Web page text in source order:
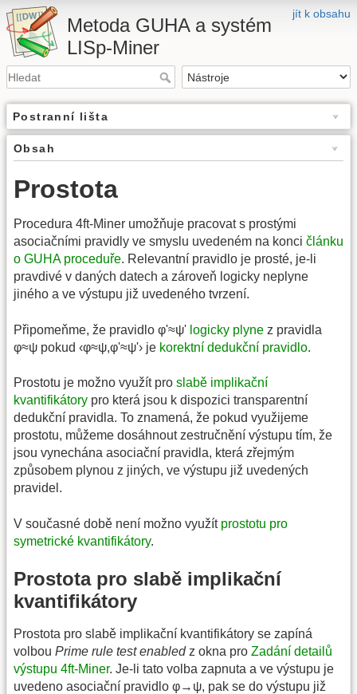
jít k obsahu
Metoda GUHA a systém
LISp-Miner
Postranní lišta
Obsah
Prostota
Procedura 4ft-Miner umožňuje pracovat s prostými
asociačními pravidly ve smyslu uvedeném na konci článku
o GUHA proceduře. Relevantní pravidlo je prosté, je-li
pravdivé v daných datech a zároveň logicky neplyne
jiného a ve výstupu již uvedeného tvrzení.
Připomeňme, že pravidlo φ'≈ψ' logicky plyne z pravidla
φ≈ψ pokud ‹φ≈ψ,φ'≈ψ'› je korektní dedukční pravidlo.
Prostotu je možno využít pro slabě implikační
kvantifikátory pro která jsou k dispozici transparentní
dedukční pravidla. To znamená, že pokud využijeme
prostotu, můžeme dosáhnout zestručnění výstupu tím, že
jsou vynechána asociační pravidla, která zřejmým
způsobem plynou z jiných, ve výstupu již uvedených
pravidel.
V současné době není možno využít prostotu pro
symetrické kvantifikátory.
Prostota pro slabě implikační
kvantifikátory
Prostota pro slabě implikační kvantifikátory se zapíná
volbou Prime rule test enabledz okna pro Zadání detailů
výstupu 4ft-Miner. Je-li tato volba zapnuta a ve výstupu je
uvedeno asociační pravidlo φ→ψ, pak se do výstupu již